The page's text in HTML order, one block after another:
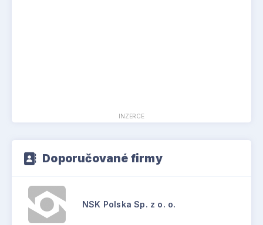
INZERCE
Doporučované firmy
NSK Polska Sp. z o. o.